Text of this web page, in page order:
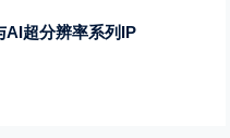
AI超分辨率系列IP